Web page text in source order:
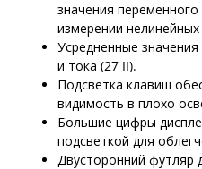
значения
измерении нелинейных
Усредненные
и тока (27 II).
Подсветка клавиш
видимость в плохо
Большие цифры
подсветкой для
Двусторонний